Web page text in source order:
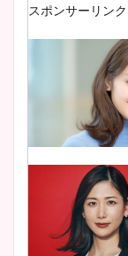
スポンサーリンク